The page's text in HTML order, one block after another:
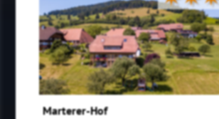
Marterer-Hof